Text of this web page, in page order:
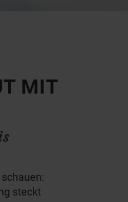
MIT
steckt